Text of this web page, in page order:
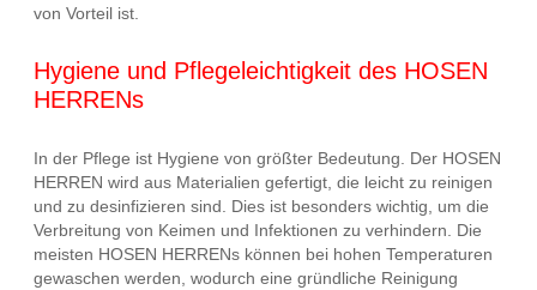
von Vorteil ist.
Hygiene und Pflegeleichtigkeit des HOSEN
HERRENs
In der Pflege ist Hygiene von größter Bedeutung. Der HOSEN
HERREN wird aus Materialien gefertigt, die leicht zu reinigen
und zu desinfizieren sind. Dies ist besonders wichtig, um die
Verbreitung von Keimen und Infektionen zu verhindern. Die
meisten HOSEN HERRENs können bei hohen Temperaturen
gewaschen werden, wodurch eine gründliche Reinigung